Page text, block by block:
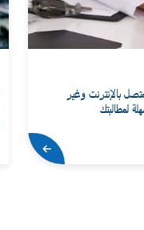
بالإنترنت وغير
لمطالبتك